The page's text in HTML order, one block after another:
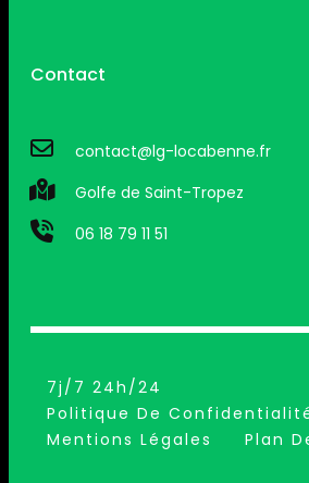
Contact
contact@lg-locabenne.fr
Golfe de Saint-Tropez
06 18 79 11 51
7j/7 24h/24
Politique De
Mentions Légales
Plan